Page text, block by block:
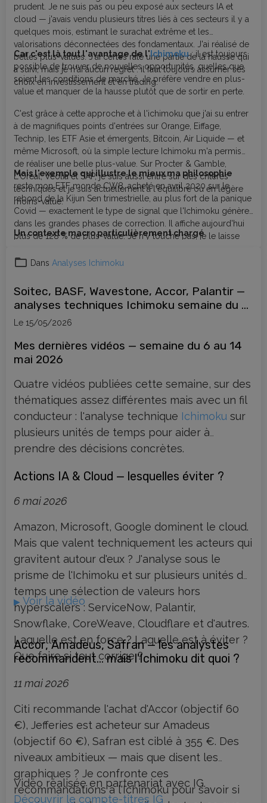
prudent. Je ne suis pas ou peu exposé aux secteurs IA et
cloud — j'avais vendu plusieurs titres liés à ces secteurs il y a
quelques mois, estimant le surachat extrême et les
valorisations déconnectées des fondamentaux. J'ai réalisé de
belles plus-values. J'ai certes raté une partie de la hausse qui
a suivi, mais je n'ai aucun regret : il faut toujours assumer ses
choix en investissement et en trading.
Car c'est là tout l'avantage de l'Ichimoku: il est toujours
possible de trouver de nouvelles opportunités, quelles que
soient les conditions de marché. Je préfère vendre en plus-
value et manquer de la hausse plutôt que de sortir en perte.
C'est grâce à cette approche et à l'ichimoku que j'ai su entrer
à de magnifiques points d'entrées sur Orange, Eiffage,
Technip, les ETF Asie et émergents, Bitcoin, Air Liquide — et
même Microsoft, où la simple lecture Ichimoku m'a permis
de réaliser une belle plus-value. Sur Procter & Gamble,
L'Oréal, Véolia et SAP, je suis aussi entré sur des critères
techniques et je suis actuellement à l'équilibre ou en légère
moins-value.
Mais l'exemple qui illustre le mieux ma philosophie
reste mon ETF monde CW8, acheté en avril 2020 sur le
rebond de la Kijun Sen trimestrielle, au plus fort de la panique
Covid — exactement le type de signal que l'Ichimoku génère
dans les grandes phases de correction. Il affiche aujourd'hui
plus de 128 % de plus-value. Je n'y touche pas, je le laisse
niveaux clés Ichimoku — en attendant patiemment ce moment
Un contexte macro particulièrement chargé
Dans Analyses Ichimoku
Soitec, BASF, Wavestone, Accor, Palantir —
analyses techniques Ichimoku semaine du 6
mai 2026
Le 15/05/2026
Mes dernières vidéos — semaine du 6 au 14
mai 2026
Quatre vidéos publiées cette semaine, sur des
thématiques assez différentes mais avec un fil
conducteur : l'analyse technique Ichimoku sur
plusieurs unités de temps pour aider à
prendre des décisions concrètes.
Actions IA & Cloud — lesquelles éviter ?
6 mai 2026
Amazon, Microsoft, Google dominent le cloud.
Mais que valent techniquement les acteurs qui
gravitent autour d'eux ? J'analyse sous le
prisme de l'Ichimoku et sur plusieurs unités de
temps une sélection de valeurs hors
hyperscalers : ServiceNow, Palantir,
Snowflake, CoreWeave, Cloudflare et d'autres.
Laquelle est en force ? Laquelle est à éviter ?
Que faire si tout corrige ?
▶ Voir la vidéo
Accor, Amadeus, Safran — les analystes
recommandent… mais l'Ichimoku dit quoi ?
11 mai 2026
Citi recommande l'achat d'Accor (objectif 60
€), Jefferies est acheteur sur Amadeus
(objectif 60 €), Safran est ciblé à 355 €. Des
niveaux ambitieux — mais que disent les
graphiques ? Je confronte ces
recommandations à l'Ichimoku pour savoir si
Vidéo réalisée en partenariat avec IG.
Découvrir le compte-titres IG